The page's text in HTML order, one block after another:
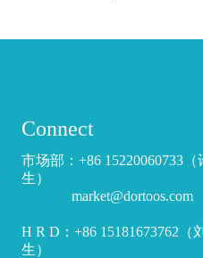
Connect
市场部：+86 15220060733（
生）
market@dortoos.com
H R D：+86 15181673762（
生）